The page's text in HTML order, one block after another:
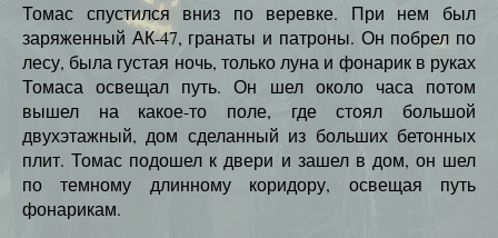
Томас спустился вниз по веревке. При нем был
заряженный АК-47, гранаты и патроны. Он побрел по
лесу, была густая ночь, только луна и фонарик в руках
Томаса освещал путь. Он шел около часа потом
вышел на какое-то поле, где стоял большой
двухэтажный, дом сделанный из больших бетонных
плит. Томас подошел к двери и зашел в дом, он шел
по темному длинному коридору, освещая путь
фонарикам.